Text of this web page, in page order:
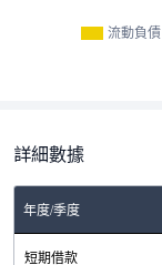
流動負債
詳細數據
年度/季度
短期借款